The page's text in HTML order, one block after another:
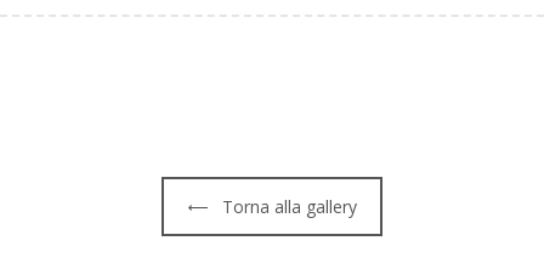
Torna alla gallery